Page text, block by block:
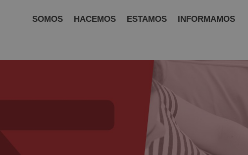
SOMOS HACEMOS ESTAMOS INFORMAMOS